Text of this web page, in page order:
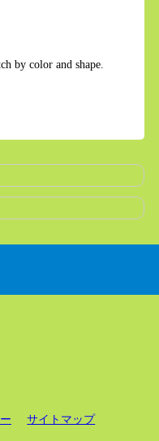
by color and shape.
サイトマップ